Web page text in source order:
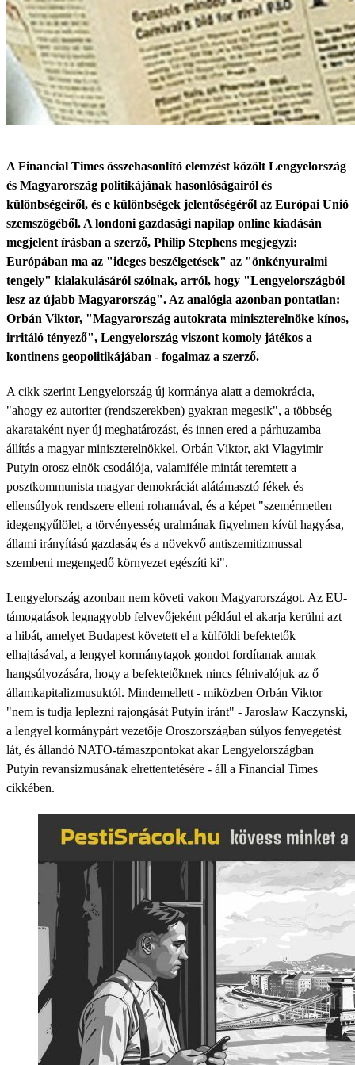
A Financial Times összehasonlító elemzést közölt Lengyelország
és Magyarország politikájának hasonlóságairól és
különbségeiről, és e különbségek jelentőségéről az Európai Unió
szemszögéből. A londoni gazdasági napilap online kiadásán
megjelent írásban a szerző, Philip Stephens megjegyzi:
Európában ma az "ideges beszélgetések" az "önkényuralmi
tengely" kialakulásáról szólnak, arról, hogy "Lengyelországból
lesz az újabb Magyarország". Az analógia azonban pontatlan:
Orbán Viktor, "Magyarország autokrata miniszterelnöke kínos,
irritáló tényező", Lengyelország viszont komoly játékos a
kontinens geopolitikájában - fogalmaz a szerző.
A cikk szerint Lengyelország új kormánya alatt a demokrácia,
"ahogy ez autoriter (rendszerekben) gyakran megesik", a többség
akarataként nyer új meghatározást, és innen ered a párhuzamba
állítás a magyar miniszterelnökkel. Orbán Viktor, aki Vlagyimir
Putyin orosz elnök csodálója, valamiféle mintát teremtett a
posztkommunista magyar demokráciát alátámasztó fékek és
ellensúlyok rendszere elleni rohamával, és a képet "szemérmetlen
idegengyűlölet, a törvényesség uralmának figyelmen kívül hagyása,
állami irányítású gazdaság és a növekvő antiszemitizmussal
szembeni megengedő környezet egészíti ki".
Lengyelország azonban nem követi vakon Magyarországot. Az EU-
támogatások legnagyobb felvevőjeként például el akarja kerülni azt
a hibát, amelyet Budapest követett el a külföldi befektetők
elhajtásával, a lengyel kormánytagok gondot fordítanak annak
hangsúlyozására, hogy a befektetőknek nincs félnivalójuk az ő
államkapitalizmusuktól. Mindemellett - miközben Orbán Viktor
"nem is tudja leplezni rajongását Putyin iránt" - Jaroslaw Kaczynski,
a lengyel kormánypárt vezetője Oroszországban súlyos fenyegetést
lát, és állandó NATO-támaszpontokat akar Lengyelországban
Putyin revansizmusának elrettentetésére - áll a Financial Times
cikkében.